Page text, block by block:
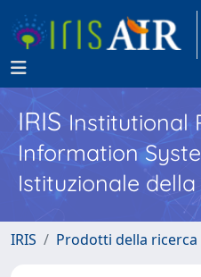
IRISInstitutional
Information
Istituzionale della
IRIS Prodotti della ricerca